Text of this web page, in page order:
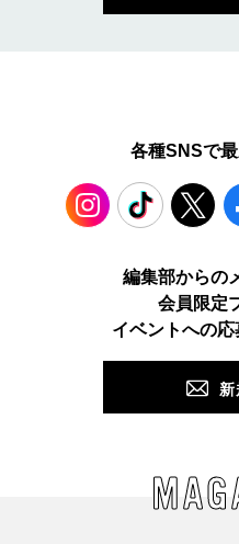
各種SNSで
TikTok
編集部からの
会員限定
イベントへの
新